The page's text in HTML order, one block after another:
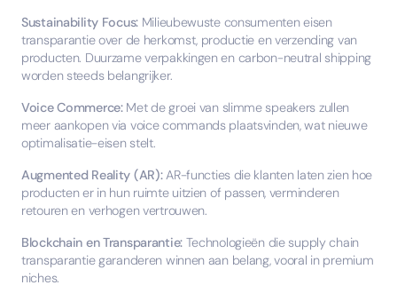
Sustainability Focus:Milieubewuste consumenten eisen
transparantie over de herkomst, productie en verzending van
producten. Duurzame verpakkingen en carbon-neutral shipping
worden steeds belangrijker.
Voice Commerce:Met de groei van slimme speakers zullen
meer aankopen via voice commands plaatsvinden, wat nieuwe
optimalisatie-eisen stelt.
Augmented Reality (AR):AR-functies die klanten laten zien hoe
producten er in hun ruimte uitzien of passen, verminderen
retouren en verhogen vertrouwen.
Blockchain en Transparantie:Technologieën die supply chain
transparantie garanderen winnen aan belang, vooral in premium
niches.